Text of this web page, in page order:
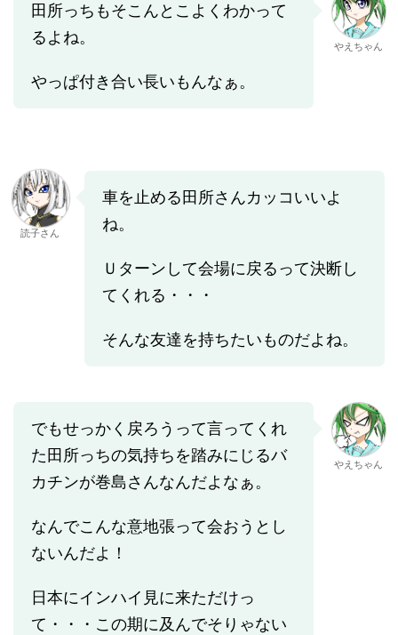
田所っちもそこんとこよくわかって
るよね。
やっぱ付き合い長いもんなぁ。
やえちゃん
読子さん
車を止める田所さんカッコいいよ
ね。
Ｕターンして会場に戻るって決断し
てくれる・・・
そんな友達を持ちたいものだよね。
でもせっかく戻ろうって言ってくれ
た田所っちの気持ちを踏みにじるバ
カチンが巻島さんなんだよなぁ。
なんでこんな意地張って会おうとし
ないんだよ！
日本にインハイ見に来ただけっ
て・・・この期に及んでそりゃない
やえちゃん